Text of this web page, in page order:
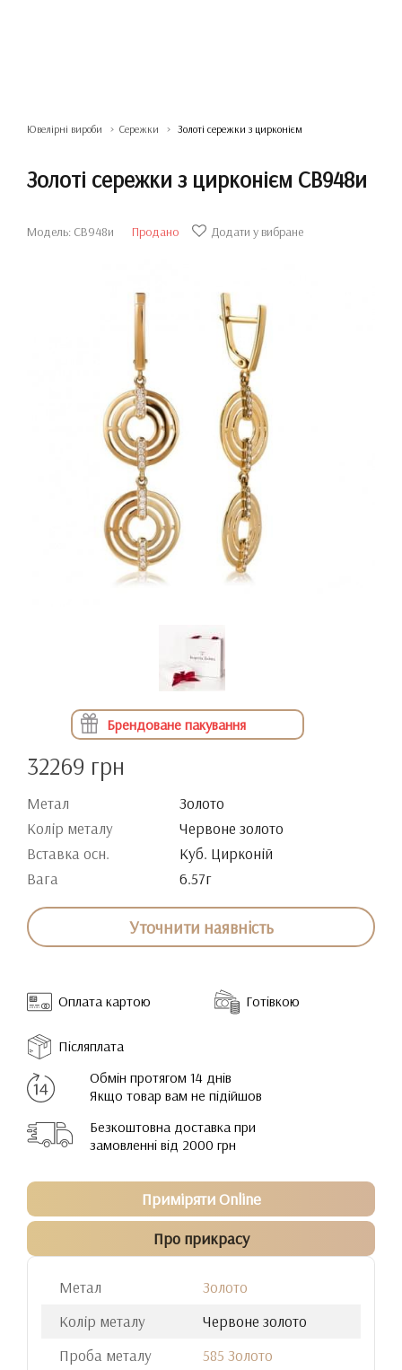
Ювелірні вироби Сережки Золоті сережки з цирконієм
Золоті сережки з цирконієм СВ948и
Модель: СВ948и Продано Додати у вибране
Брендоване пакування
32269 грн
Метал
Золото
Колір металу
Червоне золото
Вставка осн.
Куб. Цирконій
Вага
6.57г
Уточнити наявність
Оплата картою Готівкою
Післяплата
Обмін протягом 14 днів
Якщо товар вам не підійшов
Безкоштовна доставка при
замовленні від 2000 грн
Приміряти Online
Про прикрасу
Метал
Золото
Колір металу
Червоне золото
Проба металу
585 Золото